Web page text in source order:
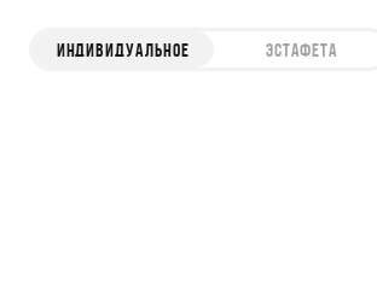
ИНДИВИДУАЛЬНОЕ ЭСТАФЕТА